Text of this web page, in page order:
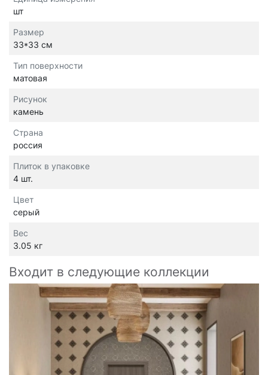
шт
Размер
33*33 см
Тип поверхности
матовая
Рисунок
камень
Страна
россия
Плиток в упаковке
4 шт.
Цвет
серый
Вес
3.05 кг
Входит в следующие коллекции